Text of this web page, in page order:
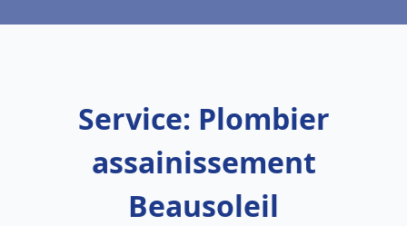
Service: Plombier
assainissement
Beausoleil